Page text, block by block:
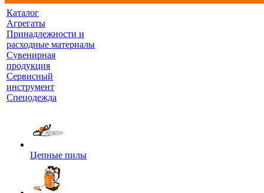
Каталог
Агрегаты
Принадлежности и
расходные материалы
Сувенирная
продукция
Сервисный
инструмент
Спецодежда
Цепные пилы